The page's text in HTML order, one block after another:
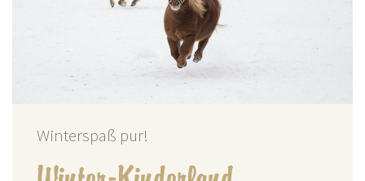
Winterspaß pur!